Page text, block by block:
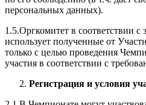
персональных данных).
1.5.Оргкомитет в соответствии
использует полученные от
только с целью проведения
участия в соответствии с
2. Регистрация и условия